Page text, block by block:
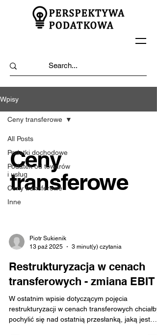
Wpisy
All Posts
Podatki dochodowe
Podatek od towarów
i usług
Ceny transferowe
Inne
Ceny transferowe
Ceny
transferowe
Piotr Sukienik
13 paź 2025
3 minut(y) czytania
Restrukturyzacja w cenach
transferowych - zmiana EBIT
W ostatnim wpisie dotyczącym pojęcia
restrukturyzacji w cenach transferowych
pochylić się nad ostatnią przesłanką, jaką jest